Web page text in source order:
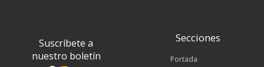
Suscríbete a
nuestro boletín
Secciones
Portada